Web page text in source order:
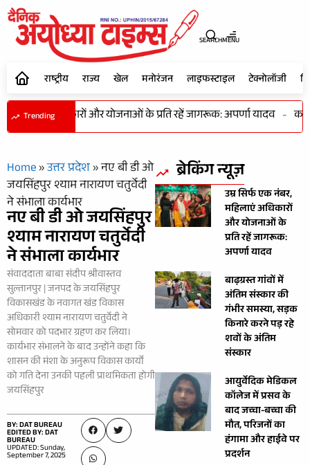
SEARCHMENU
राष्ट्रीय राज्य खेल मनोरंजन लाइफस्टाइल टेक्नोलॉजी
Trending
महिलाएं अधिकारों और योजनाओं के प्रति रहें जागरूक: अपर्णा यादव -
Home»उत्तर प्रदेश»नए बी डी ओ
जयसिंहपुर श्याम नारायण चतुर्वेदी
ने संभाला कार्यभार
नए बी डी ओ जयसिंहपुर
श्याम नारायण चतुर्वेदी
ने संभाला कार्यभार
संवाददाता बाबा संदीप श्रीवास्तव
सुल्तानपुर | जनपद के जयसिंहपुर
विकासखंड के नवागत खंड विकास
अधिकारी श्याम नारायण चतुर्वेदी ने
सोमवार को पदभार ग्रहण कर लिया।
कार्यभार संभालने के बाद उन्होंने कहा कि
शासन की मंशा के अनुरूप विकास कार्यों
को गति देना उनकी पहली प्राथमिकता होगी
जयसिंहपुर
BY: DAT BUREAU
EDITED BY: DAT
BUREAU
UPDATED: Sunday,
September 7, 2025
ब्रेकिंग न्यूज़
उम्र सिर्फ एक नंबर,
महिलाएं अधिकारों
और योजनाओं के
प्रति रहें जागरूक:
अपर्णा यादव
बाढ़ग्रस्त गांवों में
अंतिम संस्कार की
गंभीर समस्या, सड़क
किनारे करने पड़ रहे
शवों के अंतिम
संस्कार
आयुर्वेदिक मेडिकल
कॉलेज में प्रसव के
बाद जच्चा-बच्चा की
मौत, परिजनों का
हंगामा और हाईवे पर
प्रदर्शन